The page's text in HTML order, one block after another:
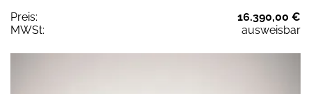
Preis:
16.390,00 €
MWSt:
ausweisbar